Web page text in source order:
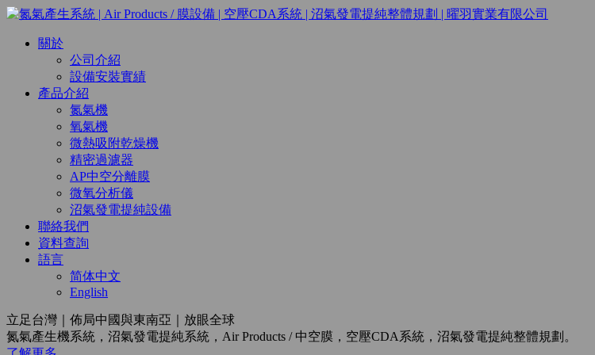
關於
公司介紹
設備安裝實績
產品介紹
氮氣機
氧氣機
微熱吸附乾燥機
精密過濾器
AP中空分離膜
微氧分析儀
沼氣發電提純設備
聯絡我們
資料查詢
語言
简体中文
English
立足台灣｜佈局中國與東南亞｜放眼全球
氮氣產生機系統，沼氣發電提純系統，Air Products / 中空膜，空壓CDA系統，沼氣發電提純整體規劃。